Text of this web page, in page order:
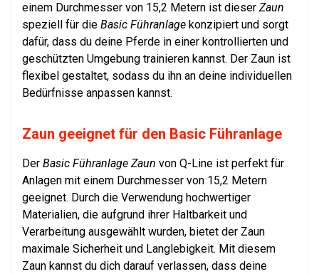
einem Durchmesser von 15,2 Metern ist dieser Zaun
speziell für die Basic Führanlage konzipiert und sorgt
dafür, dass du deine Pferde in einer kontrollierten und
geschützten Umgebung trainieren kannst. Der Zaun ist
flexibel gestaltet, sodass du ihn an deine individuellen
Bedürfnisse anpassen kannst.
Zaun geeignet für den Basic Führanlage
Der Basic Führanlage Zaun von Q-Line ist perfekt für
Anlagen mit einem Durchmesser von 15,2 Metern
geeignet. Durch die Verwendung hochwertiger
Materialien, die aufgrund ihrer Haltbarkeit und
Verarbeitung ausgewählt wurden, bietet der Zaun
maximale Sicherheit und Langlebigkeit. Mit diesem
Zaun kannst du dich darauf verlassen, dass deine